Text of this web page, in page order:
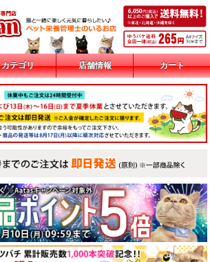
カテゴリ 店舗情報 カート